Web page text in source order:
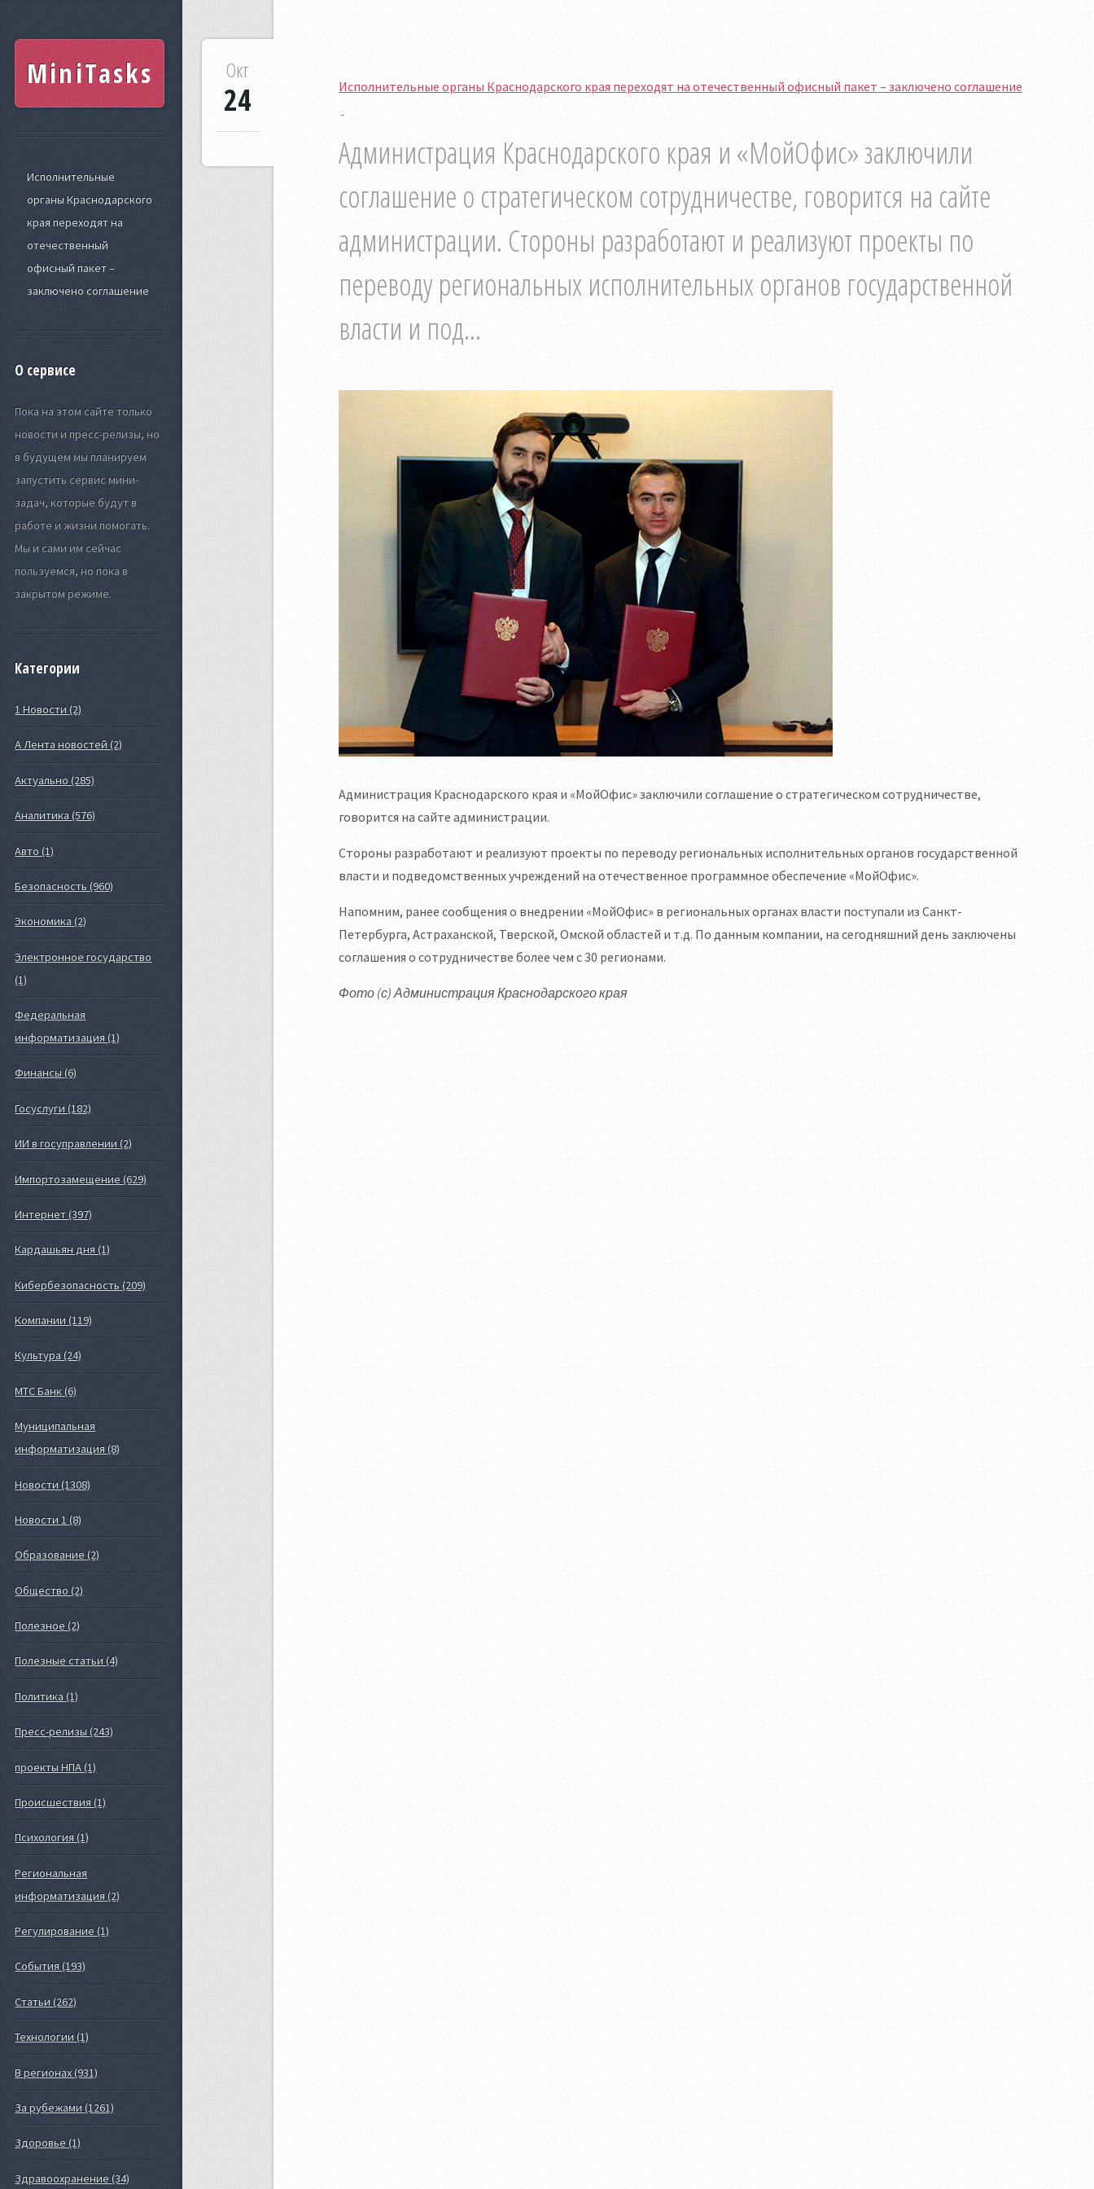
MiniTasks
Исполнительные
органы Краснодарского
края переходят на
отечественный
офисный пакет –
заключено соглашение
О сервисе
Пока на этом сайте только
новости и пресс-релизы, но
в будущем мы планируем
запустить сервис мини-
задач, которые будут в
работе и жизни помогать.
Мы и сами им сейчас
пользуемся, но пока в
закрытом режиме.
Категории
1 Новости (2)
А Лента новостей (2)
Актуально (285)
Аналитика (576)
Авто (1)
Безопасность (960)
Экономика (2)
Электронное государство
(1)
Федеральная
информатизация (1)
Финансы (6)
Госуслуги (182)
ИИ в госуправлении (2)
Импортозамещение (629)
Интернет (397)
Кардашьян дня (1)
Кибербезопасность (209)
Компании (119)
Культура (24)
МТС Банк (6)
Муниципальная
информатизация (8)
Новости (1308)
Новости 1 (8)
Образование (2)
Общество (2)
Полезное (2)
Полезные статьи (4)
Политика (1)
Пресс-релизы (243)
проекты НПА (1)
Происшествия (1)
Психология (1)
Региональная
информатизация (2)
Регулирование (1)
События (193)
Статьи (262)
Технологии (1)
В регионах (931)
За рубежами (1261)
Здоровье (1)
Здравоохранение (34)
Исполнительные органы Краснодарского края переходят на отечественный офисный пакет – заключено соглашение
Администрация Краснодарского края и «МойОфис» заключили
соглашение о стратегическом сотрудничестве, говорится на сайте
администрации. Стороны разработают и реализуют проекты по
переводу региональных исполнительных органов государственной
власти и под...
Окт
24
Администрация Краснодарского края и «МойОфис» заключили соглашение о стратегическом сотрудничестве,
говорится на сайте администрации.
Стороны разработают и реализуют проекты по переводу региональных исполнительных органов государственной
власти и подведомственных учреждений на отечественное программное обеспечение «МойОфис».
Напомним, ранее сообщения о внедрении «МойОфис» в региональных органах власти поступали из Санкт-
Петербурга, Астраханской, Тверской, Омской областей и т.д. По данным компании, на сегодняшний день заключены
соглашения о сотрудничестве более чем с 30 регионами.
Фото (с) Администрация Краснодарского края